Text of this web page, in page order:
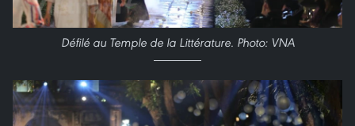
Défilé au Temple de la Littérature. Photo: VNA